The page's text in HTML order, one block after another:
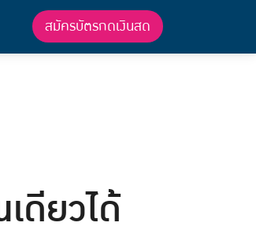
สมัครบัตรกดเงินสด
ดียวได้